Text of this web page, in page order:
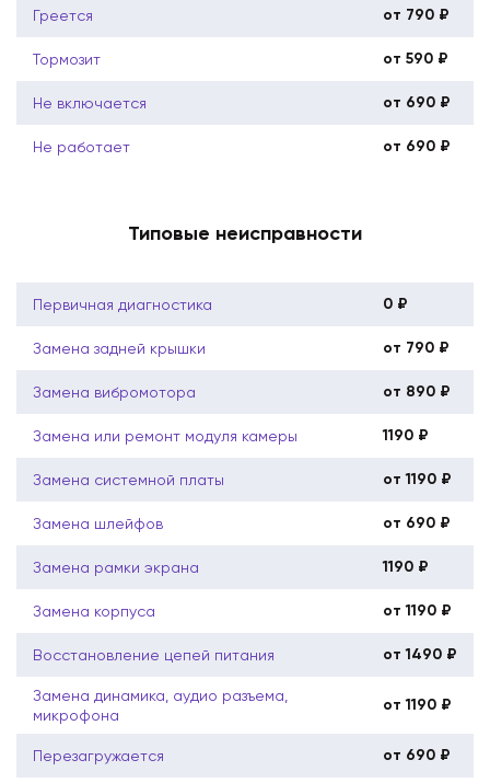
Греется от 790 ₽
Тормозит от 590 ₽
Не включается от 690 ₽
Не работает от 690 ₽
Типовые неисправности
Первичная диагностика 0 ₽
Замена задней крышки от 790 ₽
Замена вибромотора от 890 ₽
Замена или ремонт модуля камеры 1190 ₽
Замена системной платы от 1190 ₽
Замена шлейфов от 690 ₽
Замена рамки экрана 1190 ₽
Замена корпуса от 1190 ₽
Восстановление цепей питания от 1490 ₽
Замена динамика, аудио разъема,
микрофона
от 1190 ₽
Перезагружается от 690 ₽